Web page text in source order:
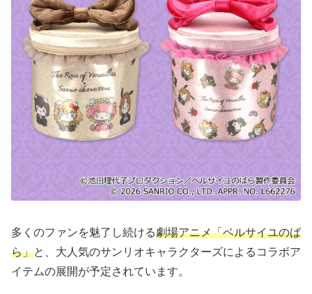
多くのファンを魅了し続ける劇場アニメ「ベルサイユのば
ら」と、大人気のサンリオキャラクターズによるコラボア
イテムの展開が予定されています。